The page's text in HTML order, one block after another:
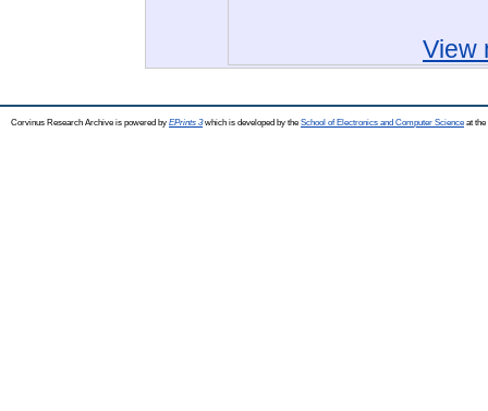
View
Corvinus Research Archive is powered by EPrints 3which is developed by the School of Electronics and Computer Science at